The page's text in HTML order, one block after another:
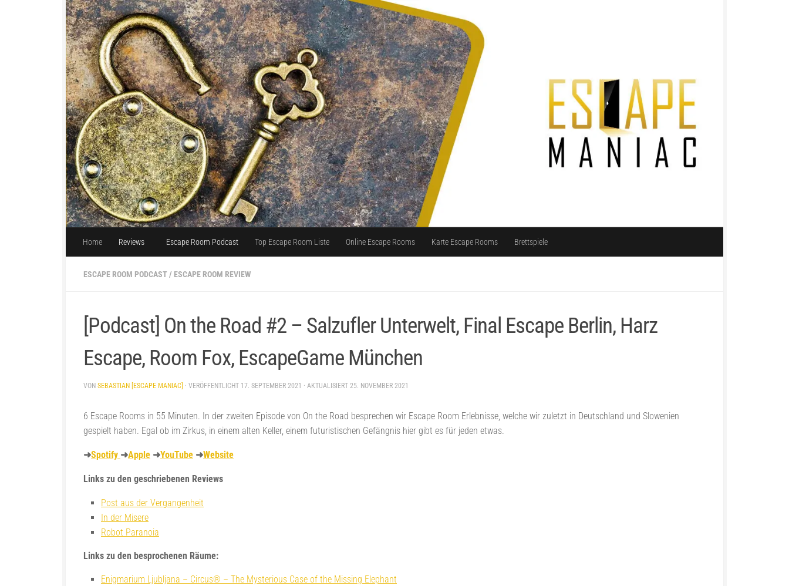
Unter dem Inhalt
Home Reviews Escape Room Podcast Top Escape Room Liste Online Escape Rooms Karte Escape Rooms Brettspiele
ESCAPE ROOM PODCAST / ESCAPE ROOM REVIEW
[Podcast] On the Road #2 – Salzufler Unterwelt, Final Escape Berlin, Harz
Escape, Room Fox, EscapeGame München
VON SEBASTIAN [ESCAPE MANIAC] · VERÖFFENTLICHT 17. SEPTEMBER 2021 · AKTUALISIERT 25. NOVEMBER 2021
6 Escape Rooms in 55 Minuten. In der zweiten Episode von On the Road besprechen wir Escape Room Erlebnisse, welche wir zuletzt in Deutschland und Slowenien
gespielt haben. Egal ob im Zirkus, in einem alten Keller, einem futuristischen Gefängnis hier gibt es für jeden etwas.
➜Spotify ➜Apple ➜YouTube ➜Website
Links zu den geschriebenen Reviews
Post aus der Vergangenheit
In der Misere
Robot Paranoia
Links zu den besprochenen Räume:
Enigmarium Ljubljana – Circus® – The Mysterious Case of the Missing Elephant